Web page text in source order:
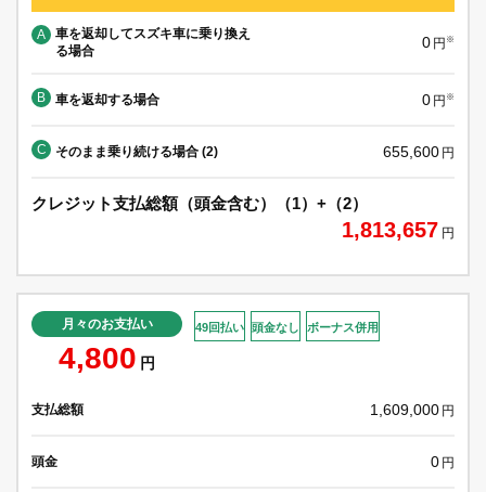
A
車を返却してスズキ車に乗り換え
る場合
0 円 ※
B 車を返却する場合 0 円 ※
C そのまま乗り続ける場合 (2) 655,600 円
クレジット支払総額（頭金含む）（1）+（2）
1,813,657 円
月々のお支払い
4,800 円
49回払い 頭金なし ボーナス併用
支払総額 1,609,000 円
頭金 0 円